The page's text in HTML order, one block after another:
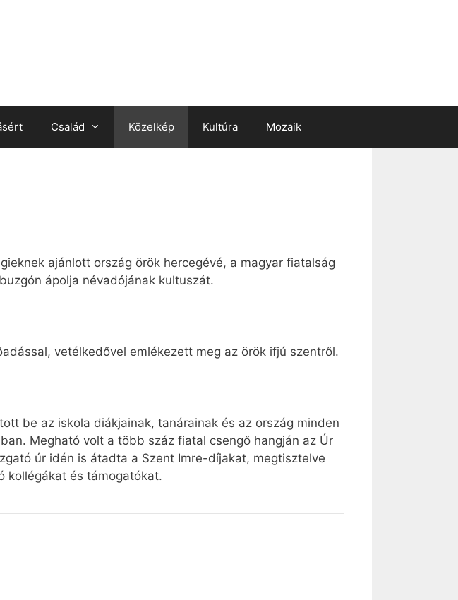
Család Közelkép Kultúra Mozaik
ajánlott ország örök hercegévé, a magyar fiatalság
ápolja névadójának kultuszát.
vetélkedővel emlékezett meg az örök ifjú szentről.
be az iskola diákjainak, tanárainak és az ország minden
Megható volt a több száz fiatal csengő hangján az Úr
úr idén is átadta a Szent Imre-díjakat, megtisztelve
kollégákat és támogatókat.